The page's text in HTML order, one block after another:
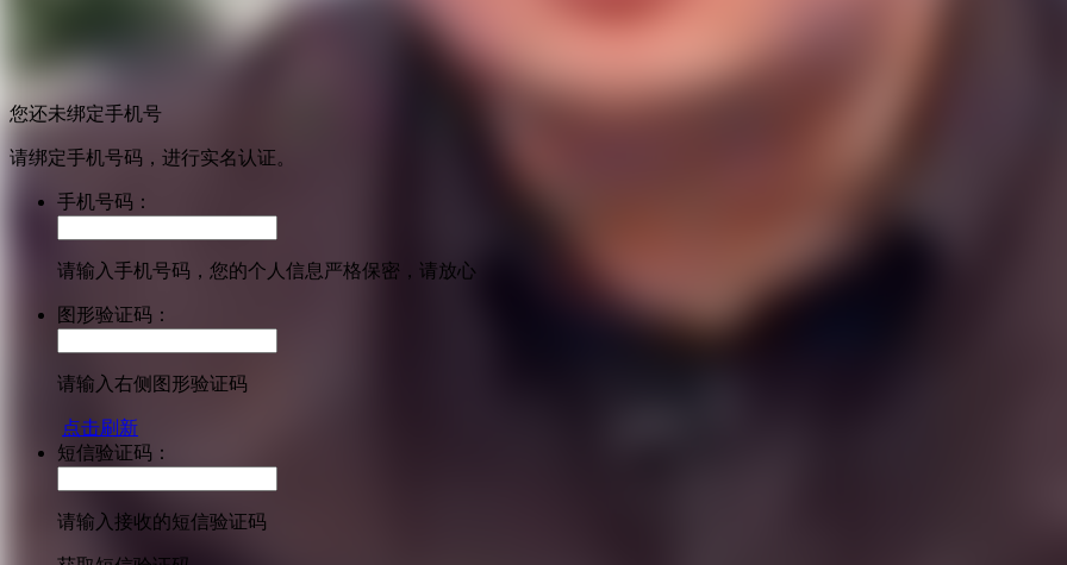
您还未绑定手机号
请绑定手机号码，进行实名认证。
手机号码：
请输入手机号码，您的个人信息严格保密，请放心
图形验证码：
请输入右侧图形验证码
点击刷新
短信验证码：
请输入接收的短信验证码